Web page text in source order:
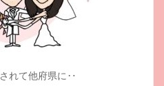
れて他府県に‥